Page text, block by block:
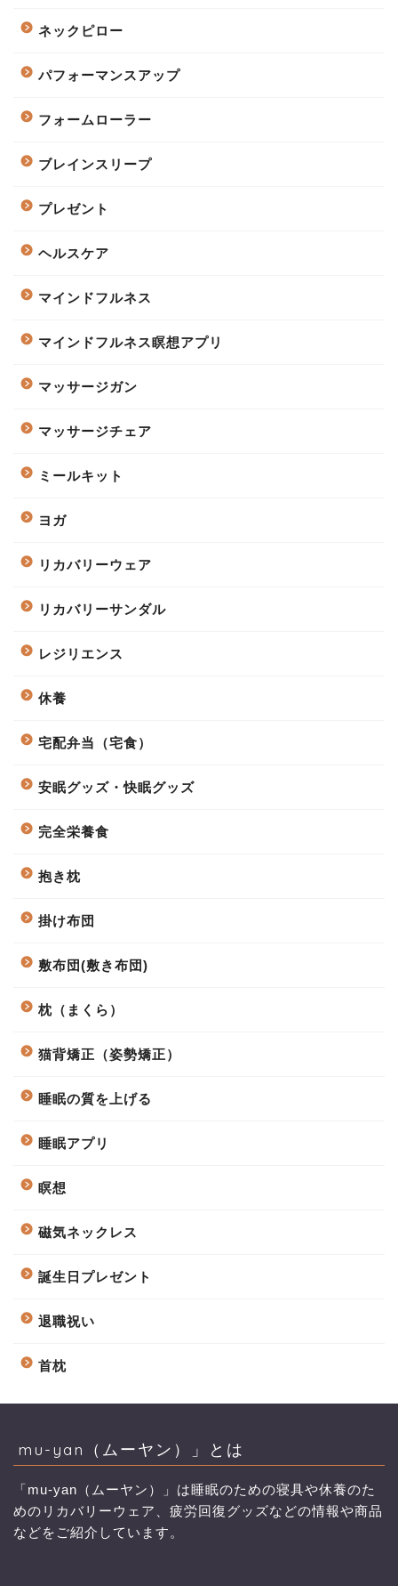
ネックピロー
パフォーマンスアップ
フォームローラー
ブレインスリープ
プレゼント
ヘルスケア
マインドフルネス
マインドフルネス瞑想アプリ
マッサージガン
マッサージチェア
ミールキット
ヨガ
リカバリーウェア
リカバリーサンダル
レジリエンス
休養
宅配弁当（宅食）
安眠グッズ・快眠グッズ
完全栄養食
抱き枕
掛け布団
敷布団(敷き布団)
枕（まくら）
猫背矯正（姿勢矯正）
睡眠の質を上げる
睡眠アプリ
瞑想
磁気ネックレス
誕生日プレゼント
退職祝い
首枕
mu-yan（ムーヤン）」とは
「mu-yan（ムーヤン）」は睡眠のための寝具や休養のた
めのリカバリーウェア、疲労回復グッズなどの情報や商品
などをご紹介しています。